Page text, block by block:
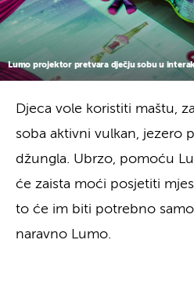
Lumo projektor pretvara dječju sobu u
Djeca vole koristiti maštu,
soba aktivni vulkan, jezero
džungla. Ubrzo, pomoću
će zaista moći posjetiti
to će im biti potrebno
naravno Lumo.